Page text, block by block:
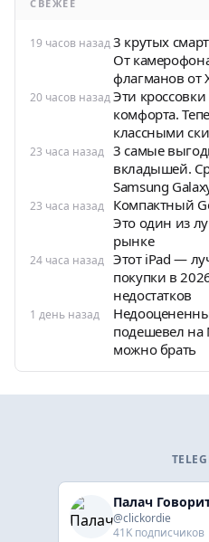
СВЕЖЕЕ
19 часов назад3 крутых
От
флагманов от
20 часов назадЭти
комфорта.
классными
23 часа назад 3 самые
вкладышей.
Samsung
23 часа назад
Компактный
Это один из
рынке
24 часа назад Этот iPad —
покупки в
недостатков
1 день назад
подешевел на
можно брать
@clickordie
41K подписчиков